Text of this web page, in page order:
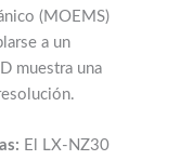
(MOEMS)
a un
muestra una
El LX-NZ30